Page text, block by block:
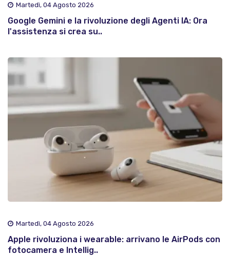
Martedì, 04 Agosto 2026
Google Gemini e la rivoluzione degli Agenti IA: Ora
l'assistenza si crea su..
Martedì, 04 Agosto 2026
Apple rivoluziona i wearable: arrivano le AirPods con
fotocamera e Intellig..